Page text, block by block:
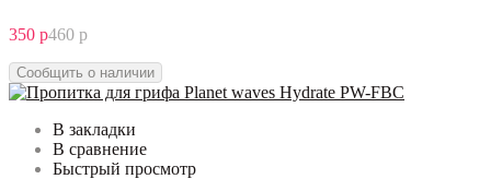
350 р460 р
Сообщить о наличии
В закладки
В сравнение
Быстрый просмотр